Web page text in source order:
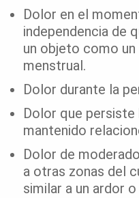
Dolor en el
independencia de
un objeto como
menstrual.
Dolor durante la
Dolor que persiste
mantenido
Dolor de
a otras zonas del
similar a un ardor